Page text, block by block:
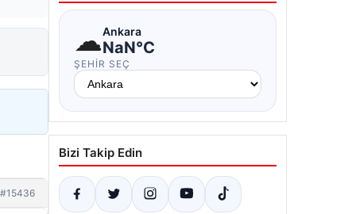
#15436
☁Ankara
NaN°C
ŞEHIR SEÇ
Bizi Takip Edin